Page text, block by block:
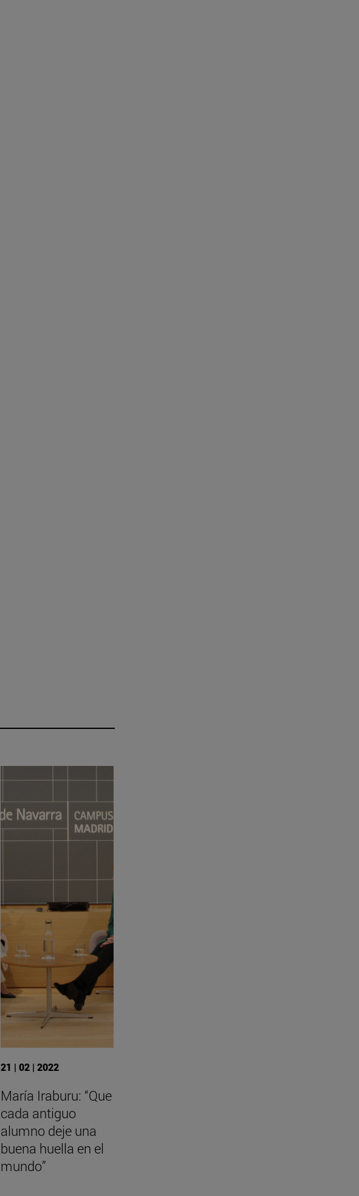
21 | 02 | 2022
María Iraburu: “Que
cada antiguo
alumno deje una
buena huella en el
mundo”